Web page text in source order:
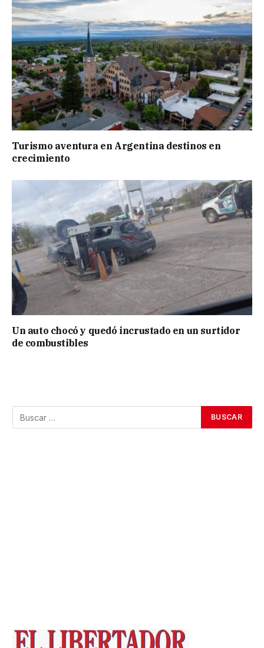
Turismo aventura en Argentina destinos en
crecimiento
Un auto chocó y quedó incrustado en un surtidor
de combustibles